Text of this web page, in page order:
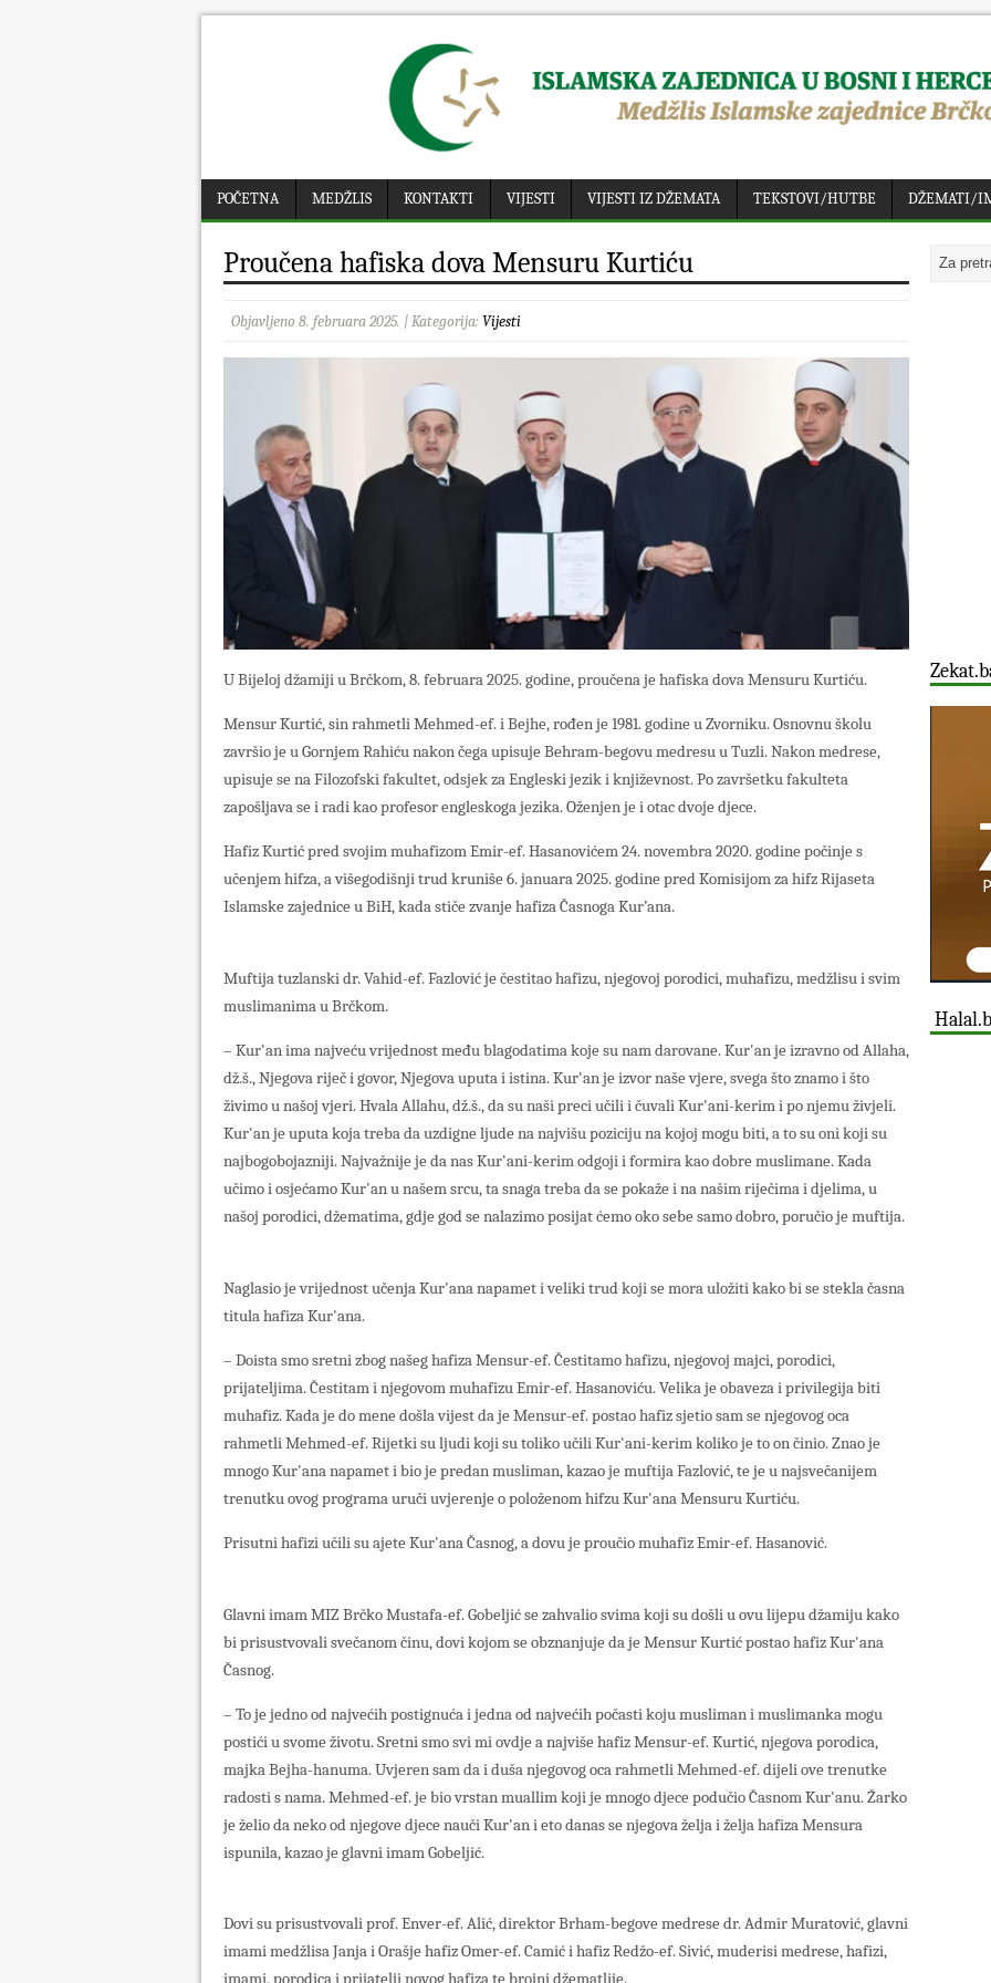
POČETNA MEDŽLIS KONTAKTI VIJESTI VIJESTI IZ DŽEMATA TEKSTOVI/HUTBE DŽEMATI/
Proučena hafiska dova Mensuru Kurtiću
Objavljeno 8. februara 2025. | Kategorija: Vijesti
U Bijeloj džamiji u Brčkom, 8. februara 2025. godine, proučena je hafiska dova Mensuru Kurtiću.
Mensur Kurtić, sin rahmetli Mehmed-ef. i Bejhe, rođen je 1981. godine u Zvorniku. Osnovnu školu
završio je u Gornjem Rahiću nakon čega upisuje Behram-begovu medresu u Tuzli. Nakon medrese,
upisuje se na Filozofski fakultet, odsjek za Engleski jezik i književnost. Po završetku fakulteta
zapošljava se i radi kao profesor engleskoga jezika. Oženjen je i otac dvoje djece.
Hafiz Kurtić pred svojim muhafizom Emir-ef. Hasanovićem 24. novembra 2020. godine počinje s
učenjem hifza, a višegodišnji trud kruniše 6. januara 2025. godine pred Komisijom za hifz Rijaseta
Islamske zajednice u BiH, kada stiče zvanje hafiza Časnoga Kur’ana.
Muftija tuzlanski dr. Vahid-ef. Fazlović je čestitao hafizu, njegovoj porodici, muhafizu, medžlisu i svim
muslimanima u Brčkom.
– Kur'an ima najveću vrijednost među blagodatima koje su nam darovane. Kur'an je izravno od Allaha,
dž.š., Njegova riječ i govor, Njegova uputa i istina. Kur'an je izvor naše vjere, svega što znamo i što
živimo u našoj vjeri. Hvala Allahu, dž.š., da su naši preci učili i čuvali Kur'ani-kerim i po njemu živjeli.
Kur'an je uputa koja treba da uzdigne ljude na najvišu poziciju na kojoj mogu biti, a to su oni koji su
najbogobojazniji. Najvažnije je da nas Kur'ani-kerim odgoji i formira kao dobre muslimane. Kada
učimo i osjećamo Kur'an u našem srcu, ta snaga treba da se pokaže i na našim riječima i djelima, u
našoj porodici, džematima, gdje god se nalazimo posijat ćemo oko sebe samo dobro, poručio je muftija.
Naglasio je vrijednost učenja Kur'ana napamet i veliki trud koji se mora uložiti kako bi se stekla časna
titula hafiza Kur'ana.
– Doista smo sretni zbog našeg hafiza Mensur-ef. Čestitamo hafizu, njegovoj majci, porodici,
prijateljima. Čestitam i njegovom muhafizu Emir-ef. Hasanoviću. Velika je obaveza i privilegija biti
muhafiz. Kada je do mene došla vijest da je Mensur-ef. postao hafiz sjetio sam se njegovog oca
rahmetli Mehmed-ef. Rijetki su ljudi koji su toliko učili Kur'ani-kerim koliko je to on činio. Znao je
mnogo Kur'ana napamet i bio je predan musliman, kazao je muftija Fazlović, te je u najsvečanijem
trenutku ovog programa uruči uvjerenje o položenom hifzu Kur'ana Mensuru Kurtiću.
Prisutni hafizi učili su ajete Kur'ana Časnog, a dovu je proučio muhafiz Emir-ef. Hasanović.
Glavni imam MIZ Brčko Mustafa-ef. Gobeljić se zahvalio svima koji su došli u ovu lijepu džamiju kako
bi prisustvovali svečanom činu, dovi kojom se obznanjuje da je Mensur Kurtić postao hafiz Kur'ana
Časnog.
– To je jedno od najvećih postignuća i jedna od najvećih počasti koju musliman i muslimanka mogu
postići u svome životu. Sretni smo svi mi ovdje a najviše hafiz Mensur-ef. Kurtić, njegova porodica,
majka Bejha-hanuma. Uvjeren sam da i duša njegovog oca rahmetli Mehmed-ef. dijeli ove trenutke
radosti s nama. Mehmed-ef. je bio vrstan muallim koji je mnogo djece podučio Časnom Kur'anu. Žarko
je želio da neko od njegove djece nauči Kur'an i eto danas se njegova želja i želja hafiza Mensura
ispunila, kazao je glavni imam Gobeljić.
Dovi su prisustvovali prof. Enver-ef. Alić, direktor Brham-begove medrese dr. Admir Muratović, glavni
imami medžlisa Janja i Orašje hafiz Omer-ef. Camić i hafiz Redžo-ef. Sivić, muderisi medrese, hafizi,